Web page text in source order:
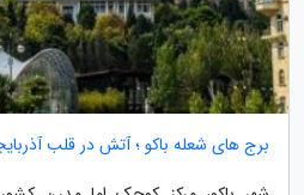
برج های شعله باکو ؛ آتش در قلب